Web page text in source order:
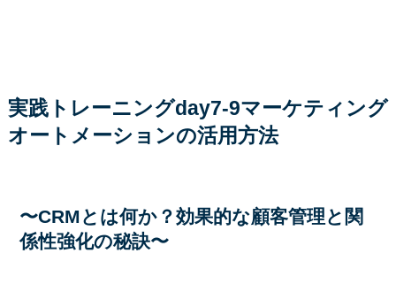
実践トレーニングday7-9マーケティング
オートメーションの活用方法
〜CRMとは何か？効果的な顧客管理と関
係性強化の秘訣〜